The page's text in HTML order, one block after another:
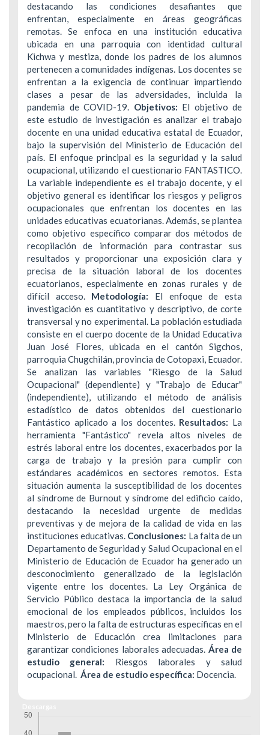
destacando las condiciones desafiantes que
enfrentan, especialmente en áreas geográficas
remotas. Se enfoca en una institución educativa
ubicada en una parroquia con identidad cultural
Kichwa y mestiza, donde los padres de los alumnos
pertenecen a comunidades indígenas. Los docentes se
enfrentan a la exigencia de continuar impartiendo
clases a pesar de las adversidades, incluida la
pandemia de COVID-19. Objetivos: El objetivo de
este estudio de investigación es analizar el trabajo
docente en una unidad educativa estatal de Ecuador,
bajo la supervisión del Ministerio de Educación del
país. El enfoque principal es la seguridad y la salud
ocupacional, utilizando el cuestionario FANTASTICO.
La variable independiente es el trabajo docente, y el
objetivo general es identificar los riesgos y peligros
ocupacionales que enfrentan los docentes en las
unidades educativas ecuatorianas. Además, se plantea
como objetivo específico comparar dos métodos de
recopilación de información para contrastar sus
resultados y proporcionar una exposición clara y
precisa de la situación laboral de los docentes
ecuatorianos, especialmente en zonas rurales y de
difícil acceso. Metodología: El enfoque de esta
investigación es cuantitativo y descriptivo, de corte
transversal y no experimental. La población estudiada
consiste en el cuerpo docente de la Unidad Educativa
Juan José Flores, ubicada en el cantón Sigchos,
parroquia Chugchilán, provincia de Cotopaxi, Ecuador.
Se analizan las variables "Riesgo de la Salud
Ocupacional" (dependiente) y "Trabajo de Educar"
(independiente), utilizando el método de análisis
estadístico de datos obtenidos del cuestionario
Fantástico aplicado a los docentes. Resultados: La
herramienta "Fantástico" revela altos niveles de
estrés laboral entre los docentes, exacerbados por la
carga de trabajo y la presión para cumplir con
estándares académicos en sectores remotos. Esta
situación aumenta la susceptibilidad de los docentes
al síndrome de Burnout y síndrome del edificio caído,
destacando la necesidad urgente de medidas
preventivas y de mejora de la calidad de vida en las
instituciones educativas. Conclusiones: La falta de un
Departamento de Seguridad y Salud Ocupacional en el
Ministerio de Educación de Ecuador ha generado un
desconocimiento generalizado de la legislación
vigente entre los docentes. La Ley Orgánica de
Servicio Público destaca la importancia de la salud
emocional de los empleados públicos, incluidos los
maestros, pero la falta de estructuras específicas en el
Ministerio de Educación crea limitaciones para
garantizar condiciones laborales adecuadas. Área de
estudio general: Riesgos laborales y salud
ocupacional. Área de estudio específica: Docencia.